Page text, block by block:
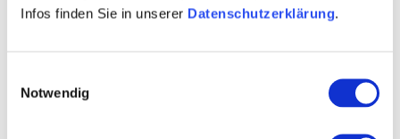
Infos finden Sie in unserer Datenschutzerklärung.
Notwendig